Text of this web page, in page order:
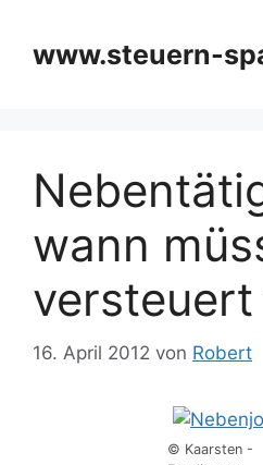
springen
www.steuern-
wann
16. April 2012 von Robert
© Kaarsten -